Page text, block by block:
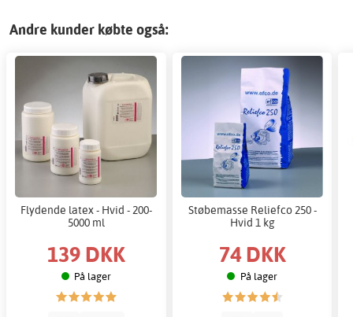
Andre kunder købte også:
Flydende latex - Hvid - 200-
5000 ml
139 DKK
På lager
Støbemasse Reliefco 250 -
Hvid 1 kg
74 DKK
På lager